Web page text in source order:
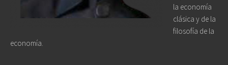
la economía
clásica y de la
filosofía de la
economía.